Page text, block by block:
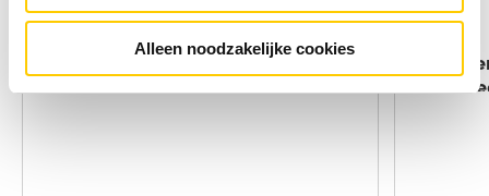
Alleen noodzakelijke cookies
DeLOCK HDMI Adapter 19-p HDMI
Zwart
C2G
2x